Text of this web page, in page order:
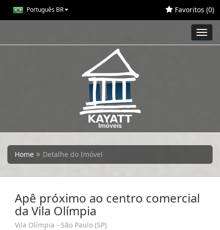
Português BR Favoritos (0)
Home Detalhe do Imóvel
Apê próximo ao centro comercial
da Vila Olímpia
Vila Olímpia - São Paulo (SP)